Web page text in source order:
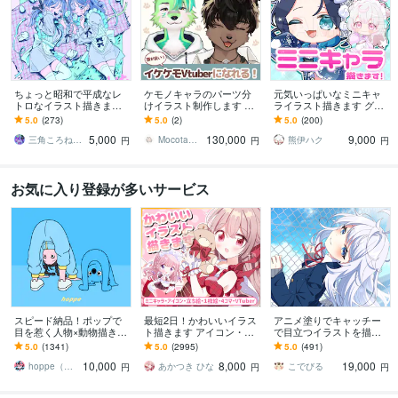
ちょっと昭和で平成なレ
トロなイラスト描きます
昭和・平成レトロ☆ネオ
ン☆パステル
5.0 (273)
三角ころねる☆プロフ必読願います
5,000 円
ケモノキャラのパーツ分
けイラスト制作します 顔
が良いイケケモVtuberに
なりたい方、お任せくだ
さい！
5.0 (2)
Mocota（もこた）
130,000 円
元気いっぱいなミニキャ
ライラスト描きます グッ
ズ/動画/スタンプ/などに
5.0 (200)
熊伊ハク
9,000 円
お気に入り登録が多いサービス
スピード納品！ポップで
目を惹く人物×動物描きま
す 挿絵・動画・グッズな
ど鮮やかな配色で個性を
出したい方へ
5.0 (1341)
hoppe（ほっぺ）
10,000 円
最短2日！かわいいイラス
ト描きます アイコン・ミ
ニキャラ・４コマ・立ち
絵をスピード納品しま
す！
5.0 (2995)
あかつき ひな 8,000 円
アニメ塗りでキャッチー
で目立つイラストを描き
ます 動画用、スチル、ア
イコン等、目を引くイラ
ストをご希望の方に！
5.0 (491)
こでびる
19,000 円